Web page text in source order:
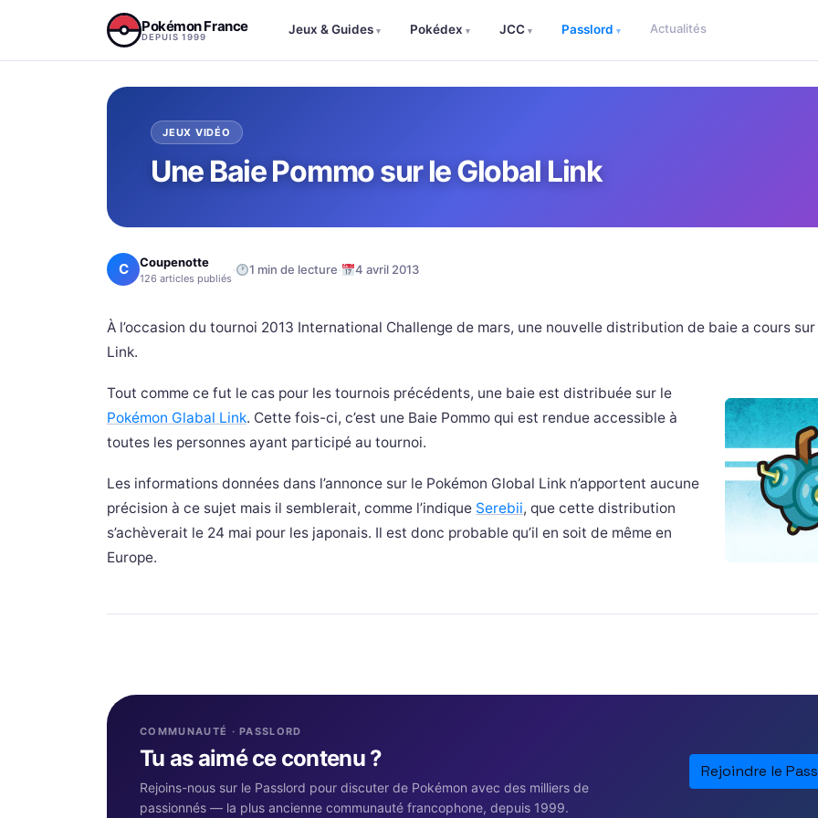
Pokémon France
DEPUIS 1999
Jeux & Guides ▾ Pokédex ▾ JCC ▾ Passlord ▾ Actualités
JEUX VIDÉO
Une Baie Pommo sur le Global Link
C Coupenotte
126 articles publiés · 1 min de lecture· 4 avril 2013
À l’occasion du tournoi 2013 International Challenge de mars, une nouvelle distribution de baie a cours
Link.
Tout comme ce fut le cas pour les tournois précédents, une baie est distribuée sur le
Pokémon Glabal Link. Cette fois-ci, c’est une Baie Pommo qui est rendue accessible à
toutes les personnes ayant participé au tournoi.
Les informations données dans l’annonce sur le Pokémon Global Link n’apportent aucune
précision à ce sujet mais il semblerait, comme l’indique Serebii, que cette distribution
s’achèverait le 24 mai pour les japonais. Il est donc probable qu’il en soit de même en
Europe.
COMMUNAUTÉ · PASSLORD
Tu as aimé ce contenu ?
Rejoins-nous sur le Passlord pour discuter de Pokémon avec des milliers de
passionnés — la plus ancienne communauté francophone, depuis 1999.
Rejoindre le